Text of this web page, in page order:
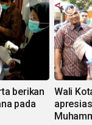
berikan
pada
Wali